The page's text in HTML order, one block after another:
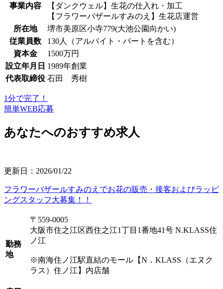
事業内容
【ダンクウェル】生花の仕入れ・加工
【フラワーバザールすみのえ】生花店運営
所在地
堺市美原区小寺779(大池公園向かい)
従業員数
130人（アルバイト・パートを含む）
資本金
1500万円
設立年月日 1989年創業
代表取締役 石田 秀樹
1分で完了！
簡単WEB応募
あなたへのおすすめ求人
更新日：2026/01/22
フラワーバザールすみのえでお花の販売・接客およびラッピ
ングスタッフ大募集！！
勤務
地
〒559-0005
大阪市住之江区西住之江1丁目1番地41号 N.KLASS住
ノ江
※南海住ノ江駅直結のモール【N．KLASS（エヌク
ラス）住ノ江】内店舗